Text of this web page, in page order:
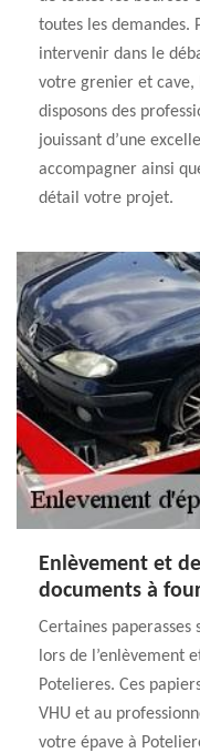
toutes les demandes.
intervenir dans le
votre grenier et cave,
disposons des
jouissant d’une
accompagner ainsi
détail votre projet.
Enlèvement et
documents à
Certaines paperasses
lors de l’enlèvement
Potelieres. Ces
VHU et au
votre épave à